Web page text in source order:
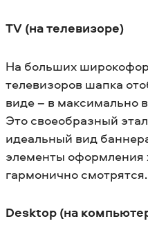
TV (на телевизоре)
На больших
телевизоров шапка
виде – в максимально
Это своеобразный
идеальный вид
элементы оформления
гармонично смотрятся.
Desktop (на